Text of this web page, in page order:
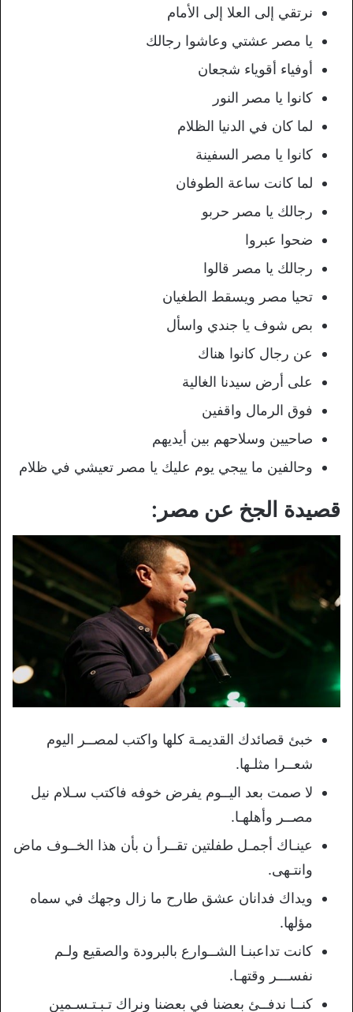
نرتقي إلى العلا إلى الأمام
يا مصر عشتي وعاشوا رجالك
أوفياء أقوياء شجعان
كانوا يا مصر النور
لما كان في الدنيا الظلام
كانوا يا مصر السفينة
لما كانت ساعة الطوفان
رجالك يا مصر حربو
ضحوا عبروا
رجالك يا مصر قالوا
تحيا مصر ويسقط الطغيان
بص شوف يا جندي واسأل
عن رجال كانوا هناك
على أرض سيدنا الغالية
فوق الرمال واقفين
صاحيين وسلاحهم بين أيديهم
وحالفين ما ييجي يوم عليك يا مصر تعيشي في ظلام
قصيدة الجخ عن مصر:
خبئ قصائدك القديمـة كلها واكتب لمصــر اليوم
شعــرا مثلـها.
لا صمت بعد اليــوم يفرض خوفه فاكتب سـلام نيل
مصــر وأهلهـا.
عينـاك أجمـل طفلتين تقــرأ ن بأن هذا الخــوف ماض
وانتـهى.
ويداك فدانان عشق طارح ما زال وجهك في سماه
مؤلها.
كانت تداعبنـا الشــوارع بالبرودة والصقيع ولـم
نفســـر وقتهـا.
كنــا ندفــئ بعضنا في بعضنا ونراك تـبـتـسـمين